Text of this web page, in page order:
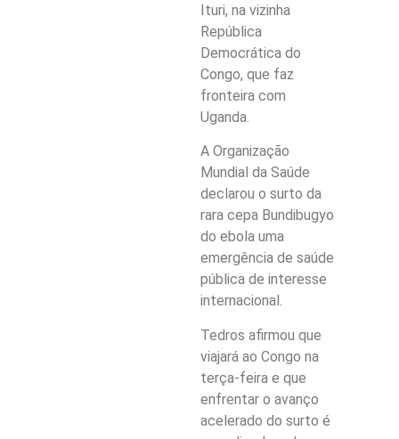
Ituri, na vizinha
República
Democrática do
Congo, que faz
fronteira com
Uganda.
A Organização
Mundial da Saúde
declarou o surto da
rara cepa Bundibugyo
do ebola uma
emergência de saúde
pública de interesse
internacional.
Tedros afirmou que
viajará ao Congo na
terça-feira e que
enfrentar o avanço
acelerado do surto é